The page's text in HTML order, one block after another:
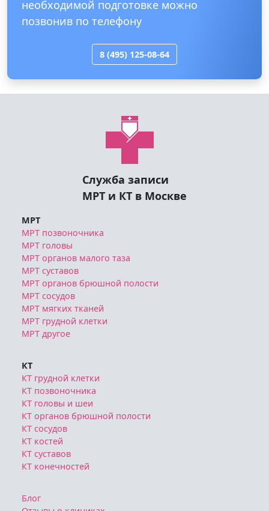
необходимой подготовке можно
позвонив по телефону
8 (495) 125-08-64
Служба записи
МРТ и КТ в Москве
МРТ
МРТ позвоночника
МРТ головы
МРТ органов малого таза
МРТ суставов
МРТ органов брюшной полости
МРТ сосудов
МРТ мягких тканей
МРТ грудной клетки
МРТ другое
КТ
КТ грудной клетки
КТ позвоночника
КТ головы и шеи
КТ органов брюшной полости
КТ сосудов
КТ костей
КТ суставов
КТ конечностей
Блог